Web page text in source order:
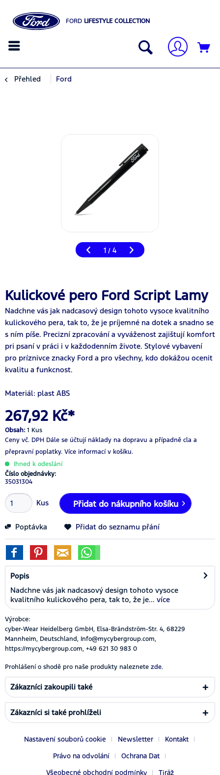
FORD LIFESTYLE COLLECTION
Přehled Ford
1 / 4
Kulickové pero Ford Script Lamy
Nadchne vás jak nadcasový design tohoto vysoce kvalitního
kulickového pera, tak to, že je príjemné na dotek a snadno se
s ním píše. Precizní zpracování a vyváženost zajištují komfort
pri psaní v práci i v každodenním živote. Stylové vybavení
pro príznivce znacky Ford a pro všechny, kdo dokážou ocenit
kvalitu a funkcnost.
Materiál: plast ABS
267,92 Kč*
Obsah: 1 Kus
Ceny vč. DPH Dále se účtují náklady na dopravu a případně cla a
přepravní poplatky. Více informací v košíku.
Ihned k odeslání
Číslo objednávky:
35031304
Kus Přidat do nákupního košíku
Poptávka Přidat do seznamu přání
Popis
Nadchne vás jak nadcasový design tohoto vysoce
kvalitního kulickového pera, tak to, že je... více
Výrobce:
cyber-Wear Heidelberg GmbH, Elsa-Brändström-Str. 4, 68229
Mannheim, Deutschland, Info@mycybergroup.com,
https://mycybergroup.com, +49 621 30 983 0
Prohlášení o shodě pro naše produkty naleznete zde.
Zákazníci zakoupili také
Zákazníci si také prohlíželi
Nastavení souborů cookie Newsletter
Kontakt
Právo na odvolání
Ochrana Dat
Všeobecné obchodní podmínky
Tiráž